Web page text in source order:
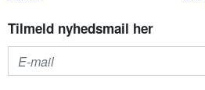
Tilmeld nyhedsmail her